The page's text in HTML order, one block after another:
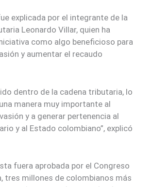
explicada por el integrante de la
Leonardo Villar, quien ha
como algo beneficioso para
y aumentar el recaudo
dentro de la cadena tributaria, lo
manera muy importante al
y a generar pertenencia al
y al Estado colombiano”, explicó
fuera aprobada por el Congreso
tres millones de colombianos más